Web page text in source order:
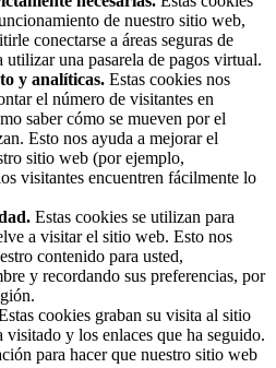
de nuestro sitio web,
conectarse a áreas seguras de
una pasarela de pagos virtual.
y analíticas. Estas cookies nos
el número de visitantes en
saber cómo se mueven por el
Esto nos ayuda a mejorar el
sitio web (por ejemplo,
visitantes encuentren fácilmente lo
Estas cookies se utilizan para
a visitar el sitio web. Esto nos
contenido para usted,
y recordando sus preferencias, por
cookies graban su visita al sitio
visitado y los enlaces que ha seguido.
para hacer que nuestro sitio web